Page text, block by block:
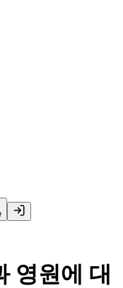
영원에 대